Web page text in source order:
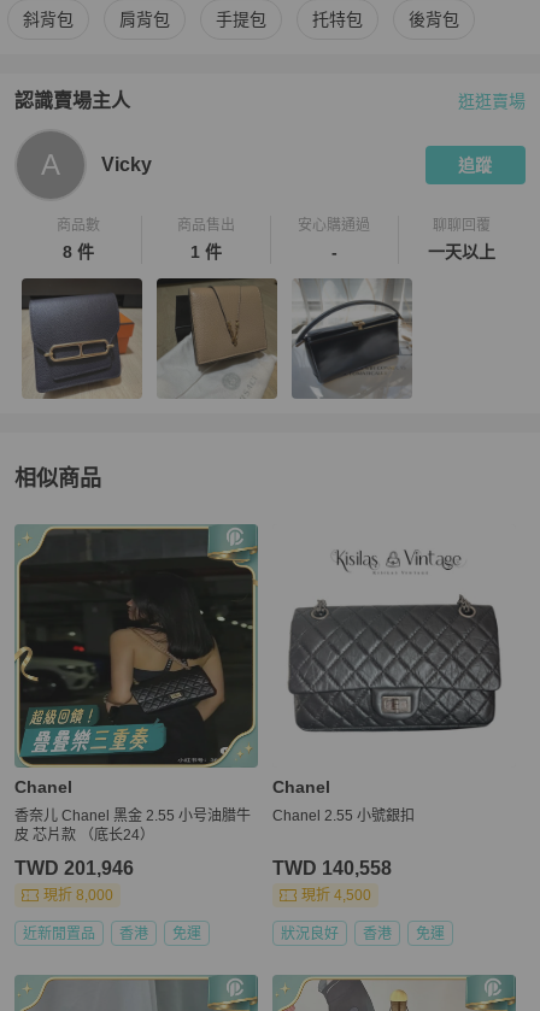
更多Chanel 女包相似商品推薦
斜背包 肩背包 手提包 托特包 後背包
認識賣場主人
PopChill 拍拍圈嚴選賣家
逛逛賣場
A Vicky 追蹤
商品數
8 件
商品售出
1 件
安心購通過
-
聊聊回覆
一天以上
相似商品
更多相似Chanel女包推薦精品
Chanel
香奈儿 Chanel 黑金 2.55 小号油腊牛
皮 芯片款 （底长24）
TWD 201,946
現折 8,000
近新閒置品 香港 免運
Chanel
Chanel 2.55 小號銀扣
TWD 140,558
現折 4,500
狀況良好 香港 免運